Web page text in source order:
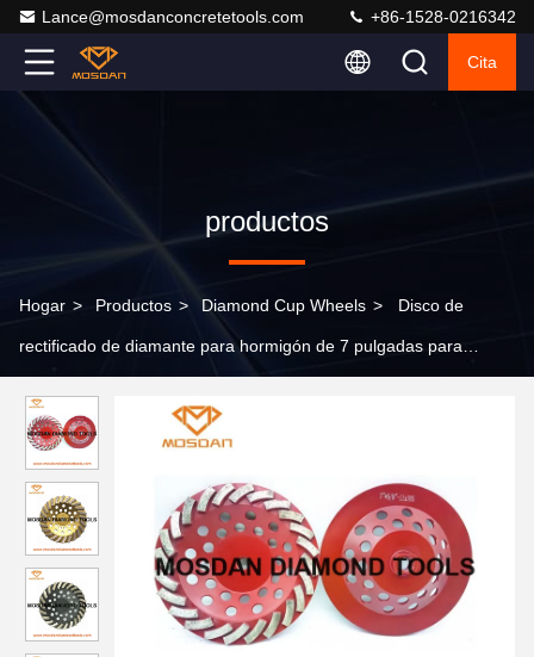
Lance@mosdanconcretetools.com +86-1528-0216342
Cita
productos
Hogar > Productos > Diamond Cup Wheels > Disco de
rectificado de diamante para hormigón de 7 pulgadas para